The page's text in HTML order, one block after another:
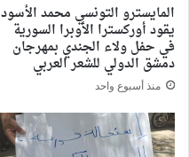
المايسترو التونسي محمد الأسود
يقود أوركسترا الأوبرا السورية
في حفل ولاء الجندي بمهرجان
دمشق الدولي للشعر العربي
منذ أسبوع واحد